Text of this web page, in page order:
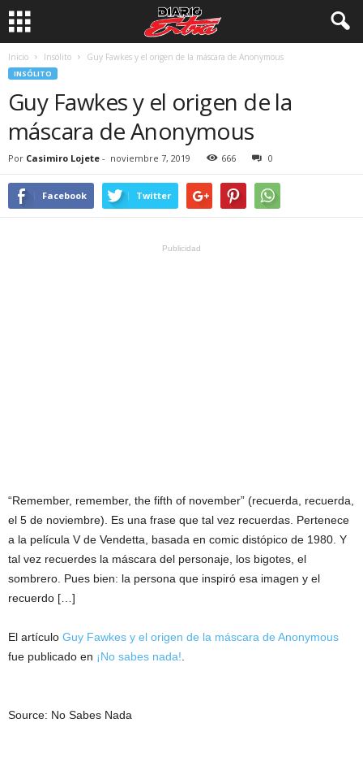
Inicio Insólito Guy Fawkes y el origen de la máscara de Anonymous
INSÓLITO
Guy Fawkes y el origen de la
máscara de Anonymous
Por Casimiro Lojete - noviembre 7, 2019 666 0
Facebook Twitter
Publicidad
“Remember, remember, the fifth of november” (recuerda, recuerda,
el 5 de noviembre). Es una frase que tal vez recuerdas. Pertenece
a la película V de Vendetta, basada en comic distópico de 1980. Y
tal vez recuerdes la máscara del personaje, los bigotes, el
sombrero. Pues bien: la persona que inspiró esa imagen y el
recuerdo […]
El artículo Guy Fawkes y el origen de la máscara de Anonymous
fue publicado en ¡No sabes nada!
Source: No Sabes Nada